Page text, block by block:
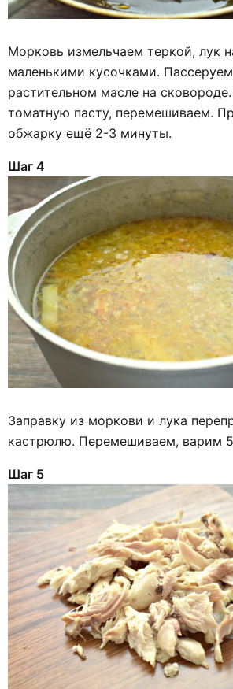
Морковь измельчаем теркой, лук
маленькими кусочками.
растительном масле на
томатную пасту, перемешиваем.
обжарку ещё 2-3 минуты.
Шаг 4
Заправку из моркови и лука
кастрюлю. Перемешиваем, варим
Шаг 5